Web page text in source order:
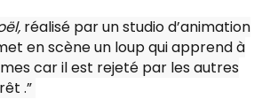
réalisé par un studio d’animation
en scène un loup qui apprend à
car il est rejeté par les autres
.”